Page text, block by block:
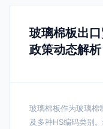
玻璃棉板出
政策动态解析
玻璃棉板作为玻璃棉
及多种HS编码类别